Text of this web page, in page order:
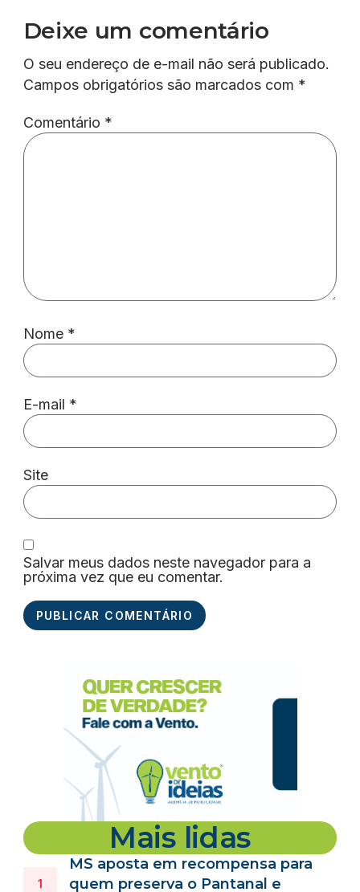
Deixe um comentário
O seu endereço de e-mail não será publicado.
Campos obrigatórios são marcados com *
Comentário *
Nome *
E-mail *
Site
Salvar meus dados neste navegador para a
próxima vez que eu comentar.
Mais lidas
MS aposta em recompensa para
quem preserva o Pantanal e